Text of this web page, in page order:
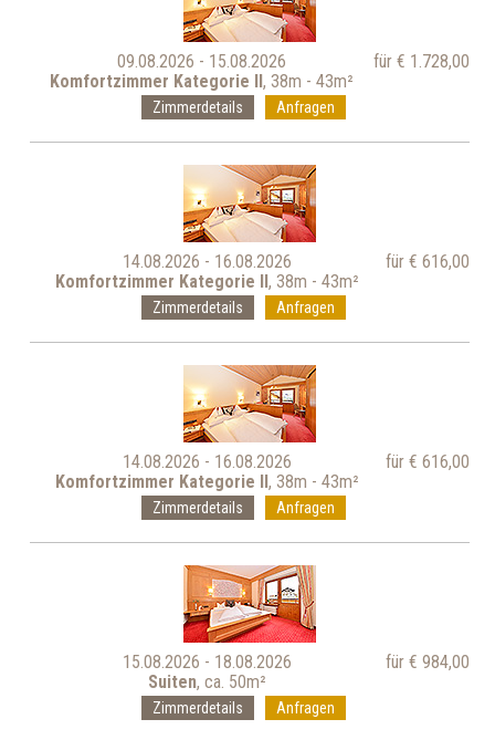
09.08.2026 - 15.08.2026
für € 1.728,00
Komfortzimmer Kategorie II, 38m - 43m²
Zimmerdetails Anfragen
14.08.2026 - 16.08.2026
für € 616,00
Komfortzimmer Kategorie II, 38m - 43m²
Zimmerdetails Anfragen
14.08.2026 - 16.08.2026
für € 616,00
Komfortzimmer Kategorie II, 38m - 43m²
Zimmerdetails Anfragen
15.08.2026 - 18.08.2026
für € 984,00
Suiten, ca. 50m²
Zimmerdetails Anfragen